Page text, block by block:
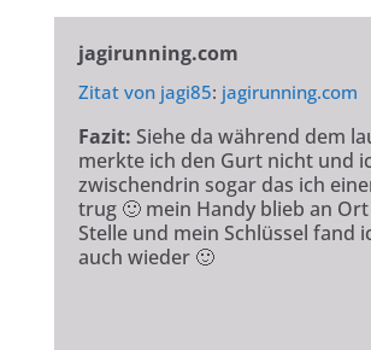
jagirunning.com
Zitat von jagi85: jagirunning.com
Fazit: Siehe da während dem
merkte ich den Gurt nicht und
zwischendrin sogar das ich
trug 🙂mein Handy blieb an
Stelle und mein Schlüssel fand
auch wieder 🙂